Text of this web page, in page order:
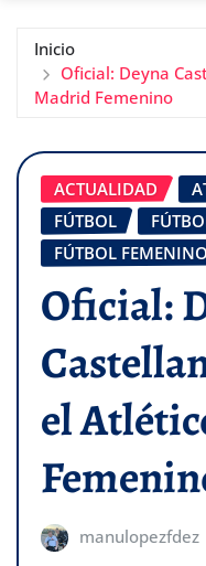
Inicio
Oficial: Deyna
Madrid Femenino
ACTUALIDAD
FÚTBOL
FÚTBOL FEMENINO
Oficial:
el
manulopezfdez